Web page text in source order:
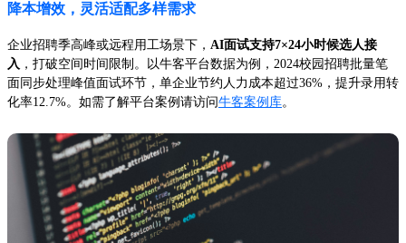
降本增效，灵活适配多样需求
企业招聘季高峰或远程用工场景下， AI面试支持7×24小时候选人接
入 ，打破空间时间限制。以牛客平台数据为例，2024校园招聘批量笔
面同步处理峰值面试环节，单企业节约人力成本超过36%，提升录用转
化率12.7%。如需了解平台案例请访问牛客案例库。